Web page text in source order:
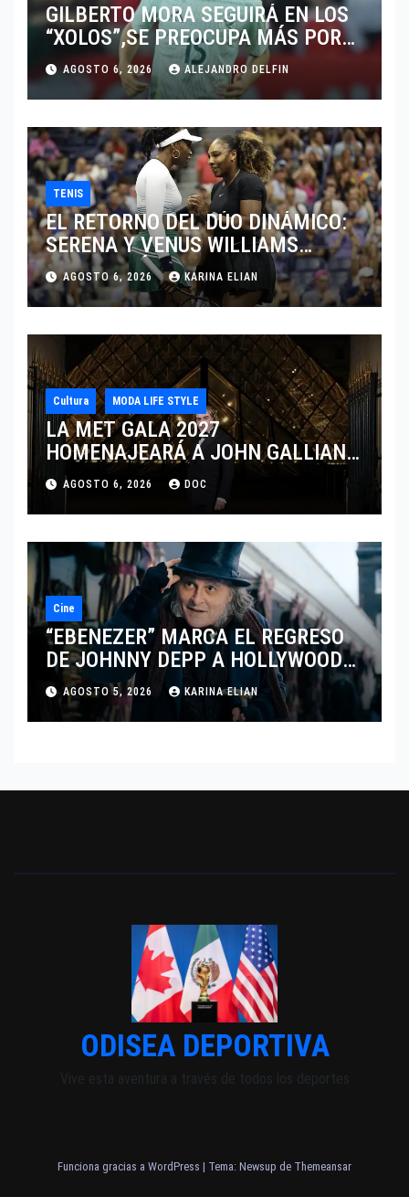
GILBERTO MORA SEGUIRÁ EN LOS
“XOLOS”,SE PREOCUPA MÁS POR
JUGAR EN SU EQUIPO.
AGOSTO 6, 2026 ALEJANDRO DELFIN
TENIS
EL RETORNO DEL DÚO DINÁMICO:
SERENA Y VENUS WILLIAMS
DISPUTARÁN LOS DOBLES EN
CINCINNATI 2026
AGOSTO 6, 2026 KARINA ELIAN
Cultura MODA LIFE STYLE
LA MET GALA 2027
HOMENAJEARÁ A JOHN GALLIANO
MARCANDO EL REGRESO DEL REY
DEL DRAMATISMO
AGOSTO 6, 2026 DOC
Cine
“EBENEZER” MARCA EL REGRESO
DE JOHNNY DEPP A HOLLYWOOD
TRAS SU PASO POR EL CINE
INDEPENDIENTE EUROPEO
AGOSTO 5, 2026 KARINA ELIAN
ODISEA DEPORTIVA
Vive esta aventura a través de todos los deportes
Funciona gracias a WordPress | Tema: Newsup de Themeansar